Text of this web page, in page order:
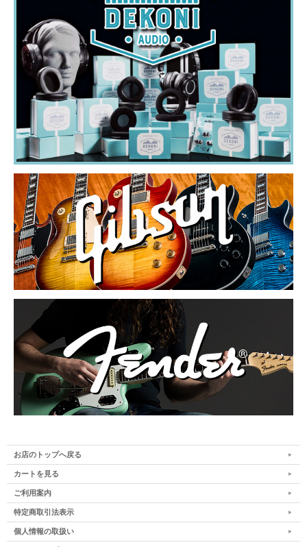
お店のトップへ戻る
カートを見る
ご利用案内
特定商取引法表示
個人情報の取扱い